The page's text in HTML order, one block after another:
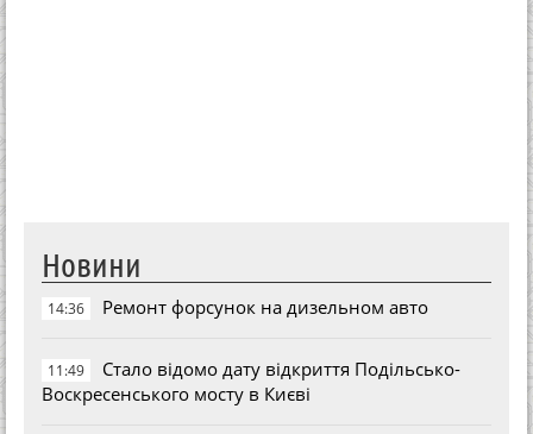
Новини
14:36 Ремонт форсунок на дизельном авто
11:49
Стало відомо дату відкриття Подільсько-
Воскресенського мосту в Києві